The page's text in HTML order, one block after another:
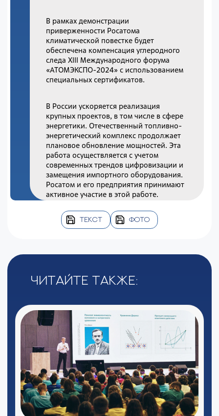
В рамках демонстрации
приверженности Росатома
климатической повестке будет
обеспечена компенсация углеродного
следа XIII Международного форума
«АТОМЭКСПО-2024» с использованием
специальных сертификатов.
В России ускоряется реализация
крупных проектов, в том числе в сфере
энергетики. Отечественный топливно-
энергетический комплекс продолжает
плановое обновление мощностей. Эта
работа осуществляется с учетом
современных трендов цифровизации и
замещения импортного оборудования.
Росатом и его предприятия принимают
активное участие в этой работе.
ТЕКСТ ФОТО
Читайте также: